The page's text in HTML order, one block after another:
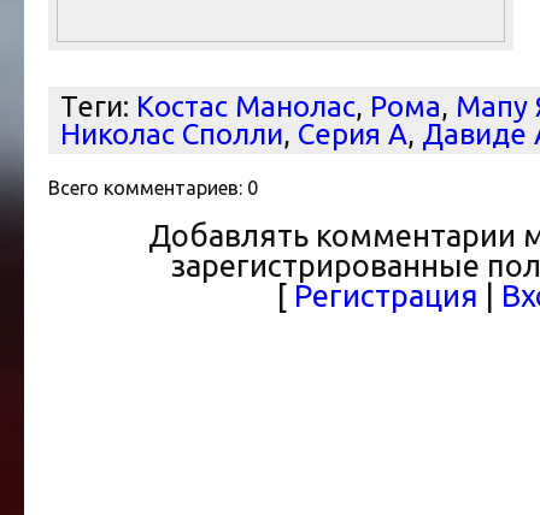
Теги: Костас Манолас, Рома, Мапу
Николас Сполли, Серия А, Давиде
Всего комментариев: 0
Добавлять комментарии
зарегистрированные
[ Регистрация